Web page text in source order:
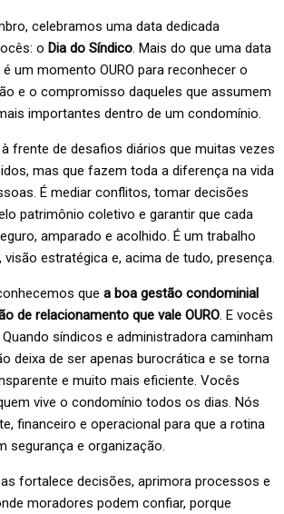
celebramos uma data dedicada
o Dia do Síndico. Mais do que uma data
um momento OURO para reconhecer o
e o compromisso daqueles que assumem
importantes dentro de um condomínio.
frente de desafios diários que muitas vezes
mas que fazem toda a diferença na vida
É mediar conflitos, tomar decisões
patrimônio coletivo e garantir que cada
amparado e acolhido. É um trabalho
visão estratégica e, acima de tudo, presença.
que a boa gestão condominial
de relacionamento que vale OURO. E vocês
síndicos e administradora caminham
deixa de ser apenas burocrática e se torna
e muito mais eficiente. Vocês
vive o condomínio todos os dias. Nós
financeiro e operacional para que a rotina
segurança e organização.
fortalece decisões, aprimora processos e
moradores podem confiar, porque